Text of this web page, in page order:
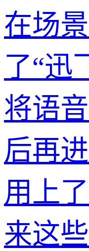
在场
了“迅
将语
后再
用上
来这